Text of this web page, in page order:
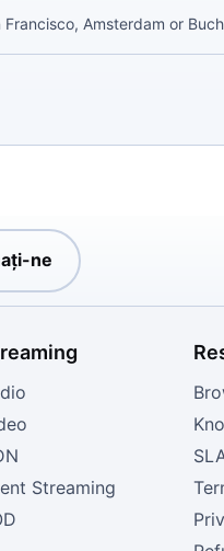
Francisco, Amsterdam or
ne
Streaming